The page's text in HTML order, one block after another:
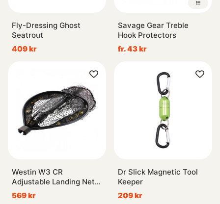
Fly-Dressing Ghost
Seatrout
409 kr
Savage Gear Treble
Hook Protectors
fr. 43 kr
Westin W3 CR
Adjustable Landing Net
M
569 kr
Dr Slick Magnetic Tool
Keeper
209 kr